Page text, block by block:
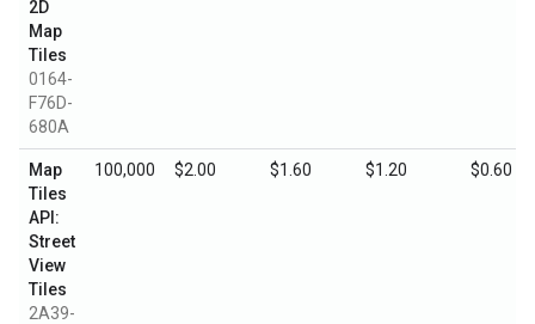
2D
Map
Tiles
0164-
F76D-
680A
Map
Tiles
API:
Street
View
Tiles
2A39-
100,000 $2.00 $1.60 $1.20 $0.60